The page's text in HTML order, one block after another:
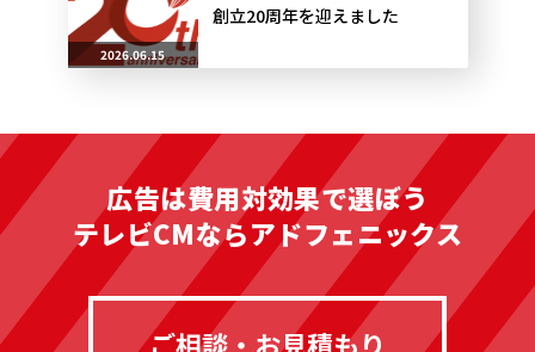
2026.06.15
創立20周年を迎えました
広告は費用対効果で選ぼう
テレビCMならアドフェニックス
ご相談・お見積もり